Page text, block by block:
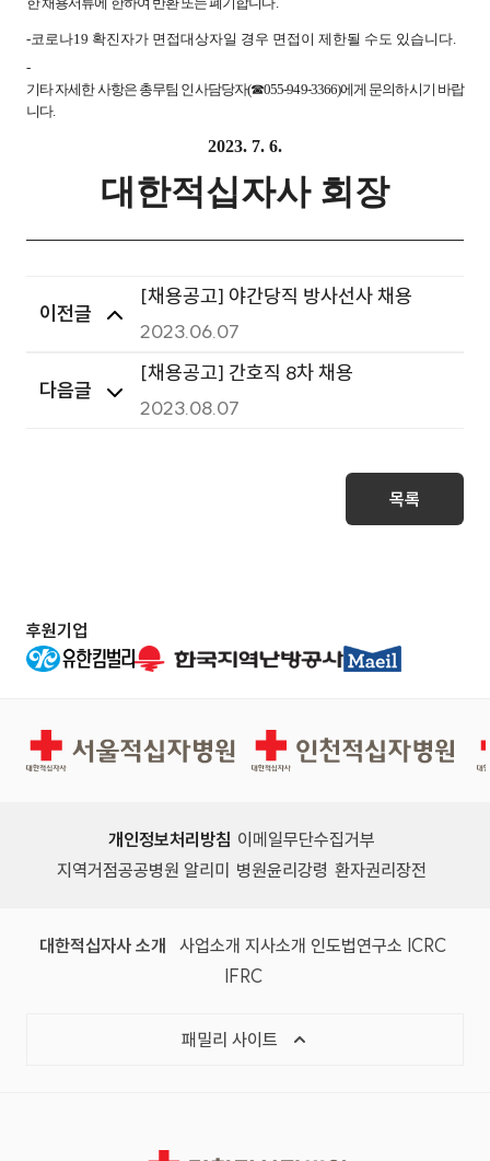
-코로나19 확진자가 면접대상자일 경우 면접이 제한될 수도 있습니다.
-
기타 자세한 사항은 총무팀 인사담당자(☎055-949-3366)에게 문의하시기 바랍
니다.
2023. 7. 6.
대한적십자사 회장
이전글
[채용공고] 야간당직 방사선사 채용
2023.06.07
다음글
[채용공고] 간호직 8차 채용
2023.08.07
목록
후원기업
서울적십자병원 인천적십자병원
개인정보처리방침 이메일무단수집거부
지역거점공공병원 알리미
병원윤리강령 환자권리장전
대한적십자사 소개 사업소개 지사소개 인도법연구소 ICRC
IFRC
패밀리 사이트